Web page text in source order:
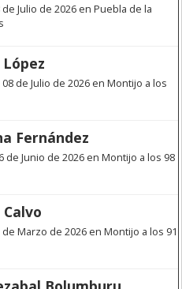
Julio de 2026 en Puebla de la
de Julio de 2026 en Montijo a los
Fernández
de Junio de 2026 en Montijo a los 98
Marzo de 2026 en Montijo a los 91